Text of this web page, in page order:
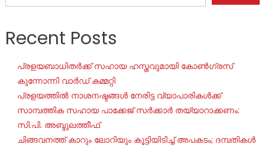
Recent Posts
പ്രളയബാധിതർക്ക് സഹായ ഹസ്തവുമായി കോൺഗ്രസ്
കുന്നോന്നി വാർഡ് കമ്മറ്റി
പ്രളയത്തിൽ നാശനഷ്ടങ്ങൾ നേരിട്ട വ്യാപാരികൾക്ക്
സാമ്പത്തിക സഹായ പാക്കേജ് സർക്കാർ തയ്യാറാക്കണം:
സി.പി. അബ്ദുലത്തീഫ്
ചി​ങ്ങ​വ​ന​ത്ത് കാ​റും ലോ​റി​യും കൂ​ട്ടി​യി​ടി​ച്ച് അ​പ​ക​ടം; ദ​മ്പ​തി​ക​ൾ​